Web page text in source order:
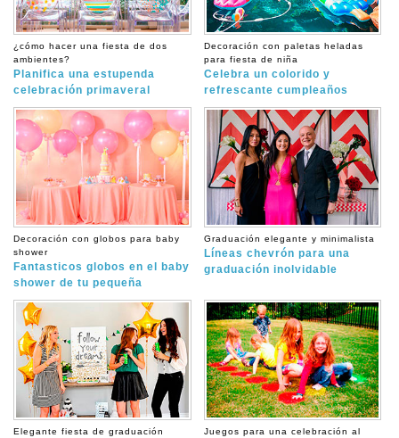
¿cómo hacer una fiesta de dos
ambientes?
Planifica una estupenda
celebración primaveral
Decoración con paletas heladas
para fiesta de niña
Celebra un colorido y
refrescante cumpleaños
Decoración con globos para baby
shower
Fantasticos globos en el baby
shower de tu pequeña
Graduación elegante y minimalista
Líneas chevrón para una
graduación inolvidable
Elegante fiesta de graduación
Juegos para una celebración al